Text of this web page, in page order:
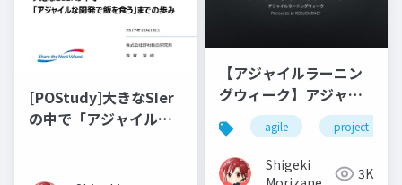
[POStudy]大きなSIer
の中で「アジャイルな
【アジャイルラーニン
グウィーク】アジャイ
ル型プロジェクトのた
めのアダプティブプロ
ジェクトマネジメント
agile project
Shigeki
3K